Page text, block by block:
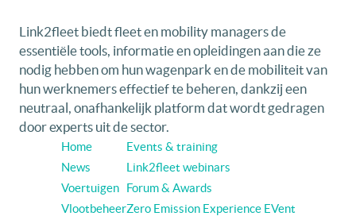
Link2fleet biedt fleet en mobility managers de
essentiële tools, informatie en opleidingen aan die ze
nodig hebben om hun wagenpark en de mobiliteit van
hun werknemers effectief te beheren, dankzij een
neutraal, onafhankelijk platform dat wordt gedragen
door experts uit de sector.
Home
News
Voertuigen
Vlootbeheer
Events & training
Link2fleet webinars
Forum & Awards
Zero Emission Experience EVent